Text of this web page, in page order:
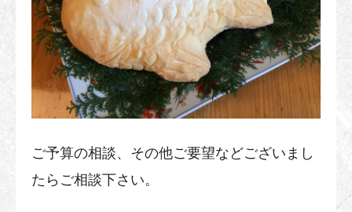
ご予算の相談、その他ご要望などございまし
たらご相談下さい。